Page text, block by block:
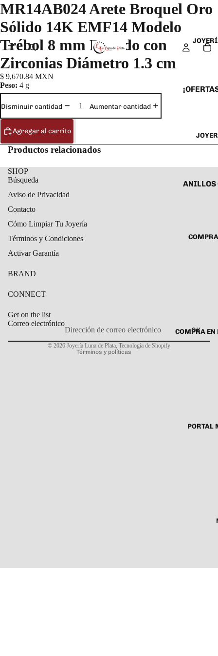
DIJES Y
SET DE
ANILLOS
COMPRA EN
PORTAL
MR14AB024 Arete Broquel Oro
Sólido 14K EMF14 Modelo
Trébol 8 mm Dorado con
Zirconias Diámetro 1.3 cm
$ 9,670.84 MXN
Peso: 4 g
Disminuir cantidad Aumentar cantidad
Agregar al carrito
Productos relacionados
SHOP
Búsqueda
Aviso de Privacidad
Contacto
Cómo Limpiar Tu Joyería
Términos y Condiciones
Activar Garantía
BRAND
CONNECT
Get on the list
Correo electrónico
OK
© 2026 Joyería Luna de Plata Tecnología de Shopify
Términos y políticas
Política de privacidad